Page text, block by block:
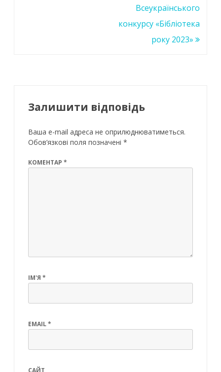
Всеукраїнського
конкурсу «Бібліотека
року 2023»
Залишити відповідь
Ваша e-mail адреса не оприлюднюватиметься.
Обов’язкові поля позначені *
КОМЕНТАР *
ІМ'Я *
EMAIL*